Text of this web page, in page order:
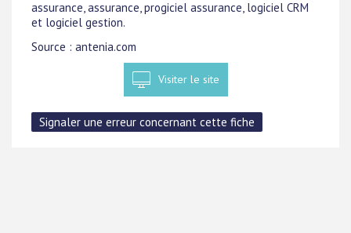
assurance, assurance, progiciel assurance, logiciel CRM
et logiciel gestion.
Source : antenia.com
Visiter le site